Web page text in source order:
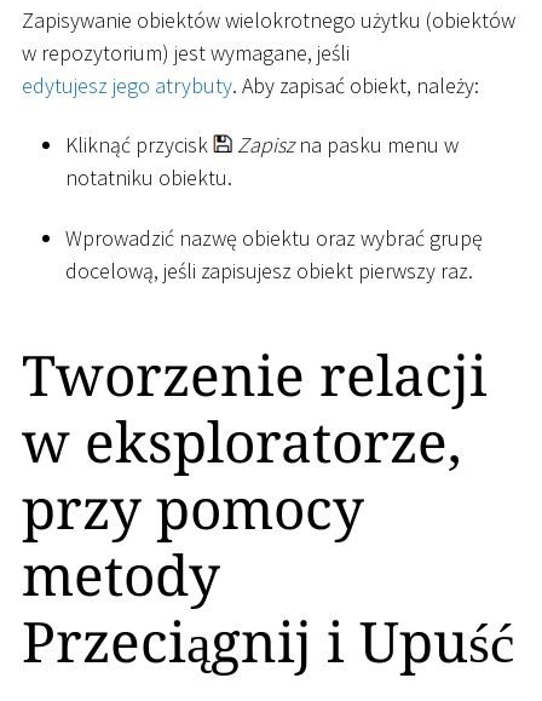
Zapisywanie obiektów wielokrotnego użytku (obiektów
w repozytorium) jest wymagane, jeśli
edytujesz jego atrybuty. Aby zapisać obiekt, należy:
Kliknąć przycisk Zapiszna pasku menu w
notatniku obiektu.
Wprowadzić nazwę obiektu oraz wybrać grupę
docelową, jeśli zapisujesz obiekt pierwszy raz.
Tworzenie relacji
w eksploratorze,
przy pomocy
metody
Przeciągnij i Upuść